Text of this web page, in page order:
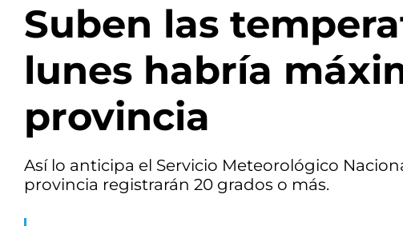
Suben las
lunes habría
provincia
Así lo anticipa el Servicio Meteorológico
provincia registrarán 20 grados o más.